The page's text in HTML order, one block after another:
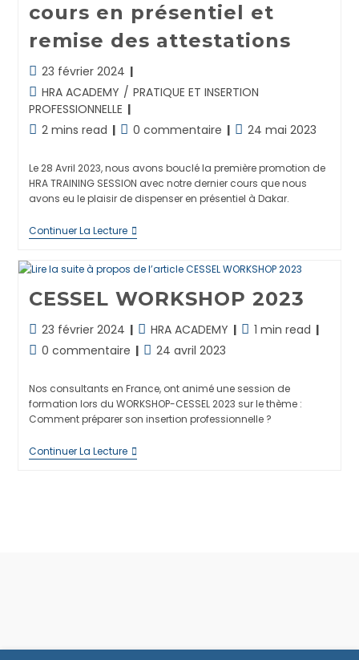
cours en présentiel et
remise des attestations
Dernière
modification
de
la
publication :
23 février 2024
Post
category:
HRA ACADEMY / PRATIQUE ET INSERTION
PROFESSIONNELLE
Temps
lecture :
2 mins read
Commentaires
la
publication :
0 commentaire
Publication
24 mai 2023
Le 28 Avril 2023, nous avons bouclé la première promotion de
HRA TRAINING SESSION avec notre dernier cours que nous
avons eu le plaisir de dispenser en présentiel à Dakar.
Continuer La LecturePRATIQUE
ET
PROFESSIONNELLE
1
:
Dernier
Cours
En
Présentiel
Remise
Des
Attestations
CESSEL WORKSHOP 2023
Dernière
modification
publication :
23 février 2024
Post
category:
HRA ACADEMY
Temps
1 min read
Commentaires
la
publication :
0 commentaire
Publication
24 avril 2023
Nos consultants en France, ont animé une session de
formation lors du WORKSHOP-CESSEL 2023 sur le thème :
Comment préparer son insertion professionnelle ?
Continuer La LectureCESSEL
WORKSHOP